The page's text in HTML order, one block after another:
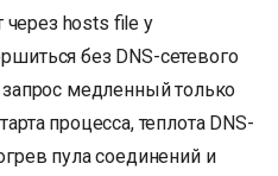
через hosts file у
без DNS-сетевого
медленный только
процесса, теплота DNS-
пула соединений и